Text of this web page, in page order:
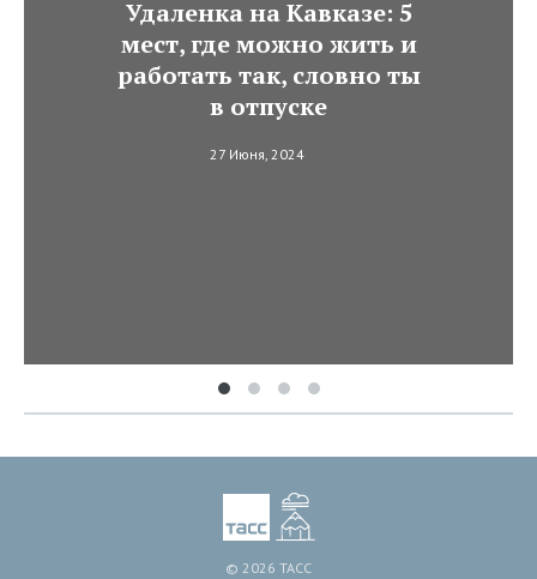
Удаленка на Кавказе: 5
мест, где можно жить и
работать так, словно ты
в отпуске
27 Июня, 2024
© 2026 ТАСС